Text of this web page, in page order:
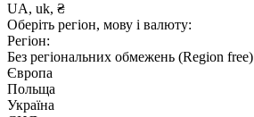
UA, uk, ₴
Оберіть регіон, мову і валюту:
Регіон:
Без регіональних обмежень (Region free)
Європа
Польща
Україна